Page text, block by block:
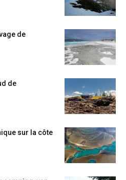
de
de
sur la côte